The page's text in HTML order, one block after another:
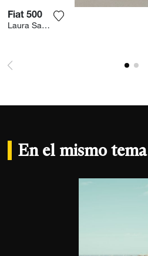
Fiat 500
Laura Sanchez
En el mismo tema